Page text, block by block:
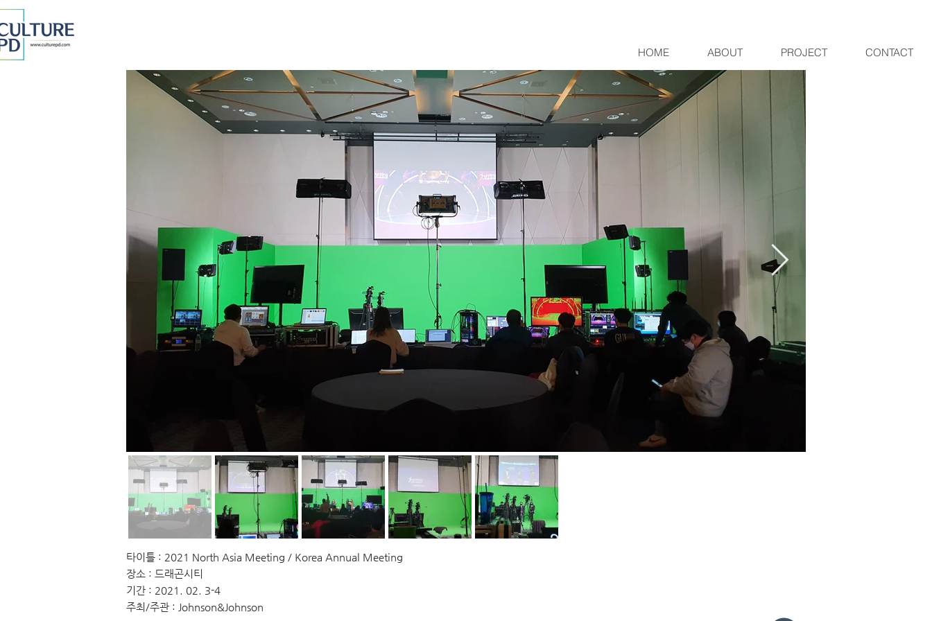
HOME ABOUT PROJECT CONTACT
타이틀 : 2021 North Asia Meeting / Korea Annual Meeting
장소 : 드래곤시티
기간 : 2021. 02. 3-4
주최/주관 : Johnson&Johnson